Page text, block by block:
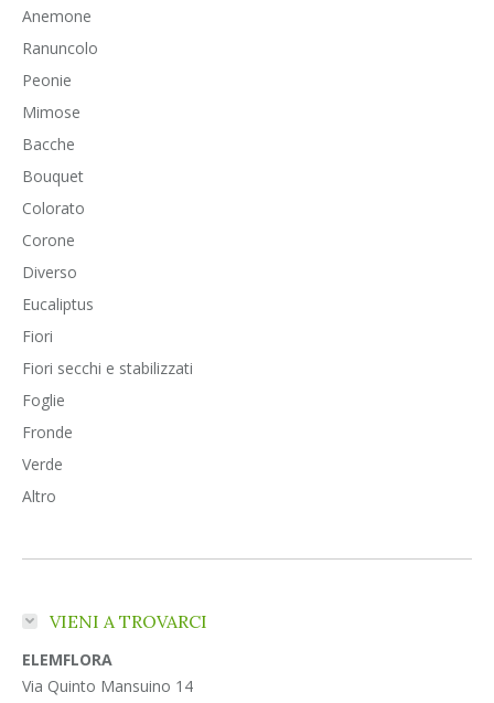
Anemone
Ranuncolo
Peonie
Mimose
Bacche
Bouquet
Colorato
Corone
Diverso
Eucaliptus
Fiori
Fiori secchi e stabilizzati
Foglie
Fronde
Verde
Altro
VIENI A TROVARCI
ELEMFLORA
Via Quinto Mansuino 14